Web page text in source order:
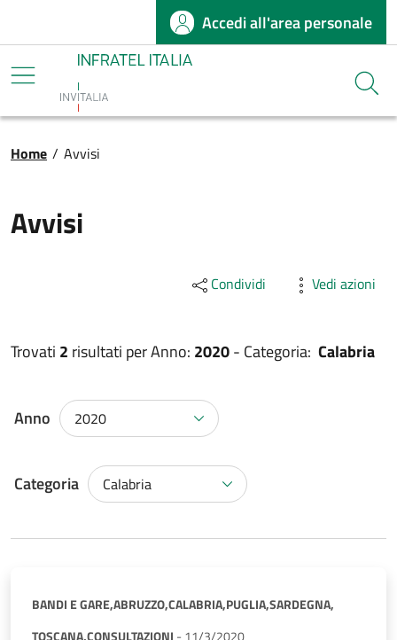
Salta al contenuto principaleAccedi all'area personale
Infratel
Briciole di pane
Home / Avvisi
Avvisi
Condividi Vedi azioni
Trovati 2 risultati perAnno: 2020- Categoria: Calabria
Anno 2020
Categoria Calabria
BANDI E GARE,ABRUZZO,CALABRIA,PUGLIA,SARDEGNA,
TOSCANA,CONSULTAZIONI - 11/3/2020